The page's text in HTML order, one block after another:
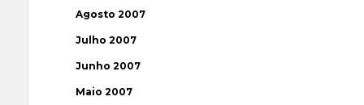
Agosto 2007
Julho 2007
Junho 2007
Maio 2007